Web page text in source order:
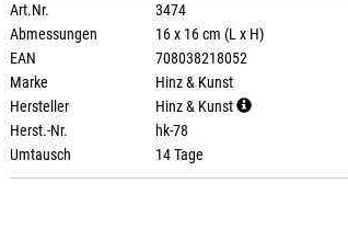
Art.Nr.
3474
Abmessungen
16 x 16 cm (L x H)
EAN
708038218052
Marke
Hinz & Kunst
Hersteller
Hinz & Kunst
Herst.-Nr.
hk-78
Umtausch
14 Tage